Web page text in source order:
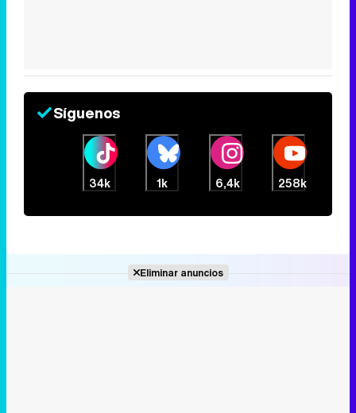
Síguenos
34k 1k 6,4k 258k
Eliminar anuncios